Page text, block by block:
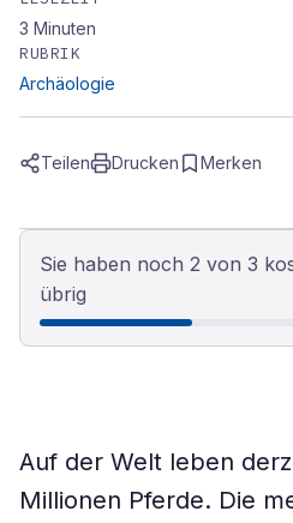
3 Minuten
RUBRIK
Archäologie
Teilen Drucken Merken
Sie haben noch 2 von 3
übrig
Auf der Welt leben
Millionen Pferde. Die